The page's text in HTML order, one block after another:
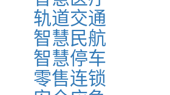
轨道交通
智慧民航
智慧停车
零售连锁